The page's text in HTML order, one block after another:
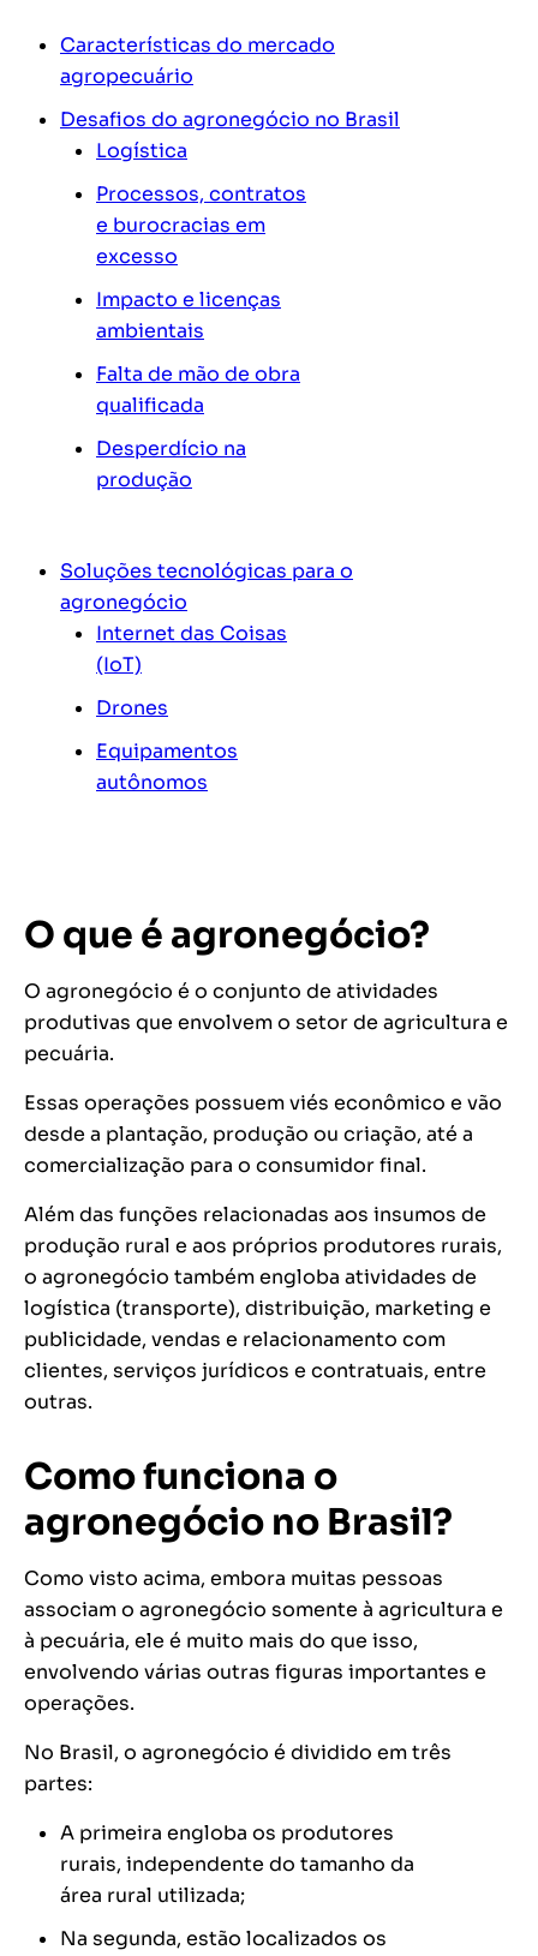
Características do mercado
agropecuário
Desafios do agronegócio no Brasil
Logística
Processos, contratos
e burocracias em
excesso
Impacto e licenças
ambientais
Falta de mão de obra
qualificada
Desperdício na
produção
Soluções tecnológicas para o
agronegócio
Internet das Coisas
(IoT)
Drones
Equipamentos
autônomos
O que é agronegócio?
O agronegócio é o conjunto de atividades
produtivas que envolvem o setor de agricultura e
pecuária.
Essas operações possuem viés econômico e vão
desde a plantação, produção ou criação, até a
comercialização para o consumidor final.
Além das funções relacionadas aos insumos de
produção rural e aos próprios produtores rurais,
o agronegócio também engloba atividades de
logística (transporte), distribuição, marketing e
publicidade, vendas e relacionamento com
clientes, serviços jurídicos e contratuais, entre
outras.
Como funciona o
agronegócio no Brasil?
Como visto acima, embora muitas pessoas
associam o agronegócio somente à agricultura e
à pecuária, ele é muito mais do que isso,
envolvendo várias outras figuras importantes e
operações.
No Brasil, o agronegócio é dividido em três
partes:
A primeira engloba os produtores
rurais, independente do tamanho da
área rural utilizada;
Na segunda, estão localizados os